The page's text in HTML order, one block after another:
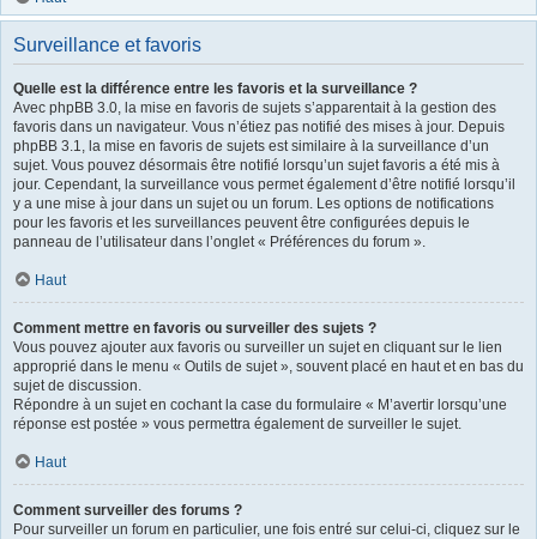
Surveillance et favoris
Quelle est la différence entre les favoris et la surveillance ?
Avec phpBB 3.0, la mise en favoris de sujets s’apparentait à la gestion des
favoris dans un navigateur. Vous n’étiez pas notifié des mises à jour. Depuis
phpBB 3.1, la mise en favoris de sujets est similaire à la surveillance d’un
sujet. Vous pouvez désormais être notifié lorsqu’un sujet favoris a été mis à
jour. Cependant, la surveillance vous permet également d’être notifié lorsqu’il
y a une mise à jour dans un sujet ou un forum. Les options de notifications
pour les favoris et les surveillances peuvent être configurées depuis le
panneau de l’utilisateur dans l’onglet « Préférences du forum ».
Haut
Comment mettre en favoris ou surveiller des sujets ?
Vous pouvez ajouter aux favoris ou surveiller un sujet en cliquant sur le lien
approprié dans le menu « Outils de sujet », souvent placé en haut et en bas du
sujet de discussion.
Répondre à un sujet en cochant la case du formulaire « M’avertir lorsqu’une
réponse est postée » vous permettra également de surveiller le sujet.
Haut
Comment surveiller des forums ?
Pour surveiller un forum en particulier, une fois entré sur celui-ci, cliquez sur le